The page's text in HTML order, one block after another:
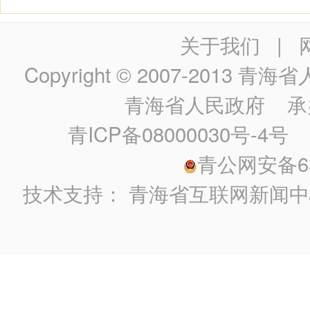
关于我们 |
Copyright © 2007-2013 青海省
青海省人民政府 承
青ICP备08000030号-4号
青公网安备
技术支持：青海省互联网新闻